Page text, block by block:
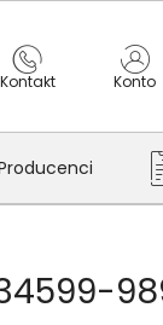
Kontakt Konto